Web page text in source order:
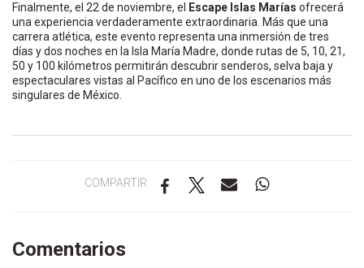
Finalmente, el 22 de noviembre, el
Escape Islas Marías ofrecerá
una experiencia verdaderamente extraordinaria. Más que una
carrera atlética, este evento representa una inmersión de tres
días y dos noches en la Isla María Madre, donde rutas de 5, 10, 21,
50 y 100 kilómetros permitirán descubrir senderos, selva baja y
espectaculares vistas al Pacífico en uno de los escenarios más
singulares de México.
COMPARTIR
Comentarios